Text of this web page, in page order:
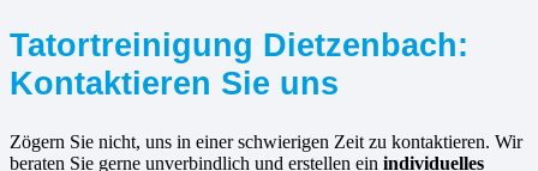
Tatortreinigung Dietzenbach:
Kontaktieren Sie uns
Zögern Sie nicht, uns in einer schwierigen Zeit zu kontaktieren. Wir
beraten Sie gerne unverbindlich und erstellen ein individuelles